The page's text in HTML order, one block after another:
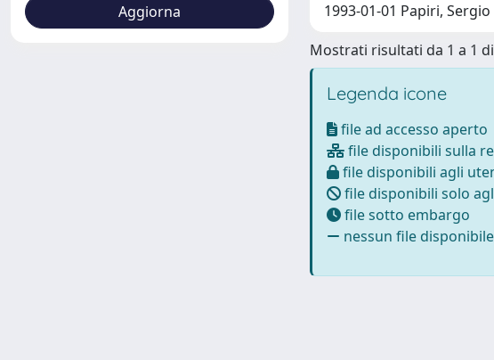
1993-01-01 Papiri, Sergio
Mostrati risultati da 1 a 1 di
Legenda icone
file ad accesso aperto
file disponibili sulla
file disponibili agli
file disponibili solo
file sotto embargo
nessun file disponibile